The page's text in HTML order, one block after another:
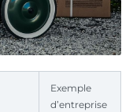
Exemple
d’entreprise